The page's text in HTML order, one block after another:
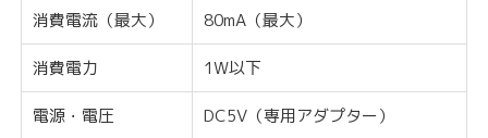
消費電流（最大） 80mA（最大）
消費電力 1W以下
電源・電圧 DC5V（専用アダプター）